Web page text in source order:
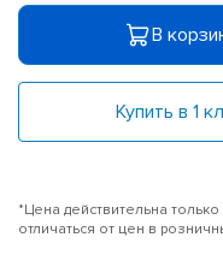
В
Купить в 1
*Цена действительна
отличаться от цен в